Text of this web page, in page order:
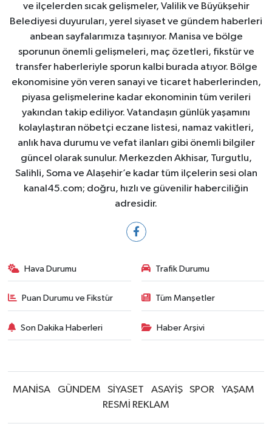
ve ilçelerden sıcak gelişmeler, Valilik ve Büyükşehir
Belediyesi duyuruları, yerel siyaset ve gündem haberleri
anbean sayfalarımıza taşınıyor. Manisa ve bölge
sporunun önemli gelişmeleri, maç özetleri, fikstür ve
transfer haberleriyle sporun kalbi burada atıyor. Bölge
ekonomisine yön veren sanayi ve ticaret haberlerinden,
piyasa gelişmelerine kadar ekonominin tüm verileri
yakından takip ediliyor. Vatandaşın günlük yaşamını
kolaylaştıran nöbetçi eczane listesi, namaz vakitleri,
anlık hava durumu ve vefat ilanları gibi önemli bilgiler
güncel olarak sunulur. Merkezden Akhisar, Turgutlu,
Salihli, Soma ve Alaşehir’e kadar tüm ilçelerin sesi olan
kanal45.com; doğru, hızlı ve güvenilir haberciliğin
adresidir.
Hava Durumu Trafik Durumu
Puan Durumu ve Fikstür Tüm Manşetler
Son Dakika Haberleri Haber Arşivi
MANİSA GÜNDEM SİYASET ASAYİŞ SPOR
YAŞAM
RESMİ REKLAM